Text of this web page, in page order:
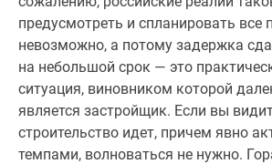
комнатные
комнатные
комнатные
Квартиры
предусмотреть и спланировать все
невозможно, а потому задержка
на небольшой срок — это
ситуация, виновником которой
является застройщик. Если вы
строительство идет, причем явно
темпами, волноваться не нужно.